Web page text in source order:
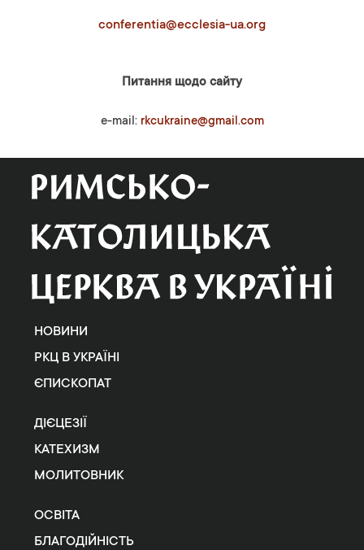
conferentia@ecclesia-ua.org
Питання щодо сайту
e-mail: rkcukraine@gmail.com
НОВИНИ
РКЦ В УКРАЇНІ
ЄПИСКОПАТ
ДІЄЦЕЗІЇ
КАТЕХИЗМ
МОЛИТОВНИК
ОСВІТА
БЛАГОДІЙНІСТЬ